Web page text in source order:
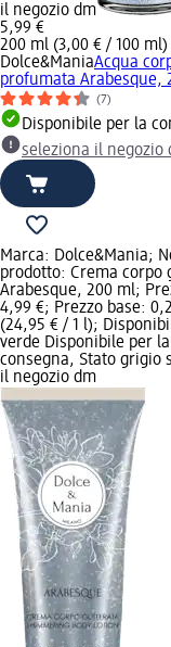
il negozio dm
5,99 €
200 ml (3,00 € / 100 ml)
Dolce&ManiaAcqua
profumata Arabesque,
(7)
Disponibile per la
seleziona il negozio
Marca: Dolce&Mania;
prodotto: Crema corpo
Arabesque, 200 ml;
4,99 €; Prezzo base:
(24,95 € / 1 l);
verde Disponibile per la
consegna, Stato grigio
il negozio dm